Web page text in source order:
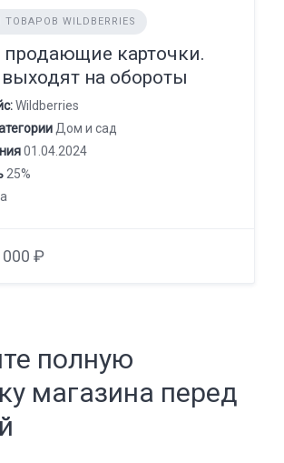
WILDBERRIES
карточки.
на обороты
Wildberries
Дом и сад
01.04.2024
25%
000 ₽
полную
магазина перед